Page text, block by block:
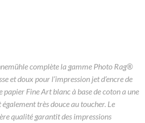
complète la gamme Photo Rag®
et doux pour l’impression jet d’encre de
papier Fine Art blanc à base de coton a une
très douce au toucher. Le
qualité garantit des impressions